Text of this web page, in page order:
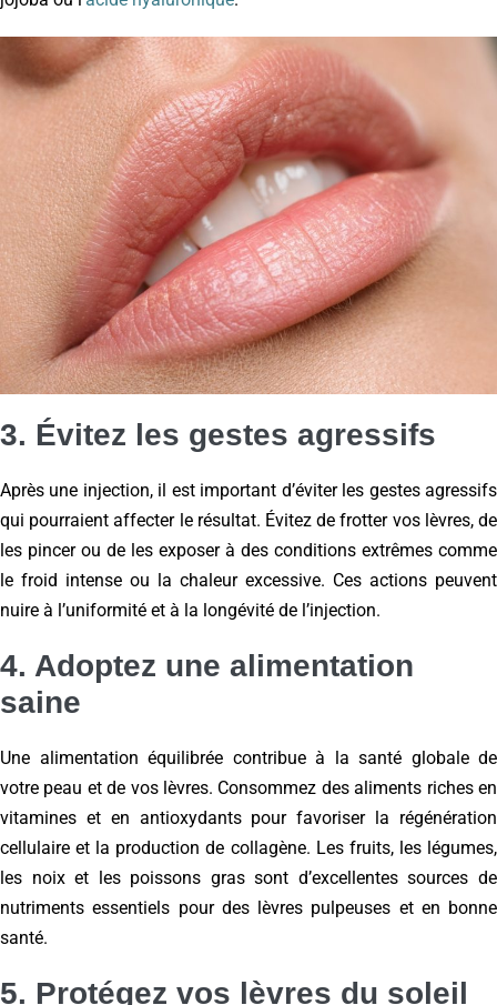
3. Évitez les gestes agressifs
Après une injection, il est important d’éviter les gestes agressifs
qui pourraient affecter le résultat. Évitez de frotter vos lèvres, de
les pincer ou de les exposer à des conditions extrêmes comme
le froid intense ou la chaleur excessive. Ces actions peuvent
nuire à l’uniformité et à la longévité de l’injection.
4. Adoptez une alimentation
saine
Une alimentation équilibrée contribue à la santé globale de
votre peau et de vos lèvres. Consommez des aliments riches en
vitamines et en antioxydants pour favoriser la régénération
cellulaire et la production de collagène. Les fruits, les légumes,
les noix et les poissons gras sont d’excellentes sources de
nutriments essentiels pour des lèvres pulpeuses et en bonne
santé.
5. Protégez vos lèvres du soleil